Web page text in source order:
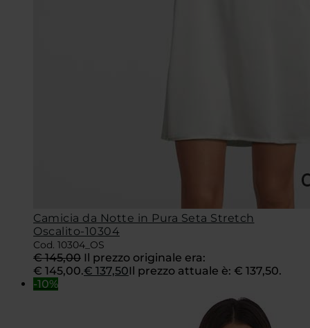
Camicia da Notte in Pura Seta Stretch
Oscalito-10304
Cod. 10304_OS
€145,00 Il prezzo originale era:
€ 145,00.€ 137,50Il prezzo attuale è: € 137,50.
-10%